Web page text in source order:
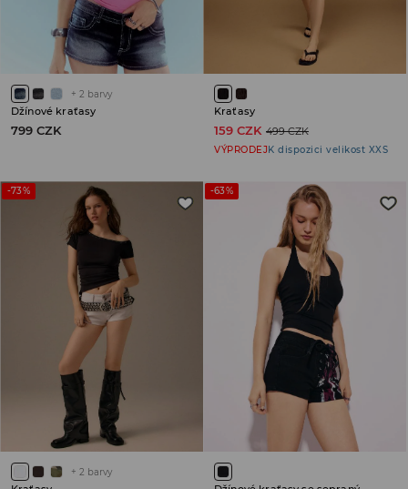
+ 2 barvy
Džínové kraťasy
799 CZK
Kraťasy
159 CZK 499 CZK
VÝPRODEJ K dispozici velikost XXS
-73%
+ 2 barvy
-63%